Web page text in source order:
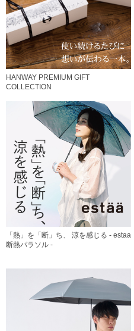
HANWAY PREMIUM GIFT
COLLECTION
「熱」を「断」ち、 涼を感じる - estaa
断熱パラソル -